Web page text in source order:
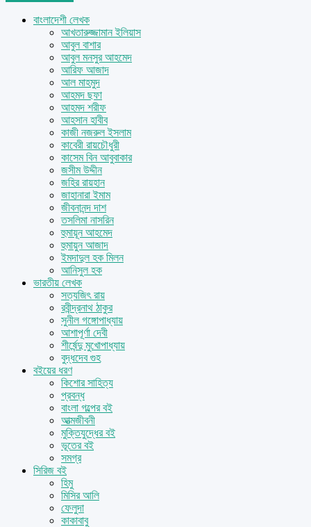
বাংলাদেশী লেখক
আখতারুজ্জামান ইলিয়াস
আবুল বাশার
আবুল মনসুর আহমেদ
আরিফ আজাদ
আল মাহমুদ
আহমদ ছফা
আহমদ শরীফ
আহসান হাবীব
কাজী নজরুল ইসলাম
কাবেরী রায়চৌধুরী
কাসেম বিন আবুবাকার
জসীম উদ্দীন
জহির রায়হান
জাহানারা ইমাম
জীবনানন্দ দাশ
তসলিমা নাসরিন
হুমায়ূন আহমেদ
হুমায়ুন আজাদ
ইমদাদুল হক মিলন
আনিসুল হক
ভারতীয় লেখক
সত্যজিৎ রায়
রবীন্দ্রনাথ ঠাকুর
সুনীল গঙ্গোপাধ্যায়
আশাপূর্ণা দেবী
শীর্ষেন্দু মুখোপাধ্যায়
বুদ্ধদেব গুহ
বইয়ের ধরণ
কিশোর সাহিত্য
প্রবন্ধ
বাংলা গল্পের বই
আত্মজীবনী
মুক্তিযুদ্ধের বই
ভূতের বই
সমগ্র
সিরিজ বই
হিমু
মিসির আলি
ফেলুদা
কাকাবাবু